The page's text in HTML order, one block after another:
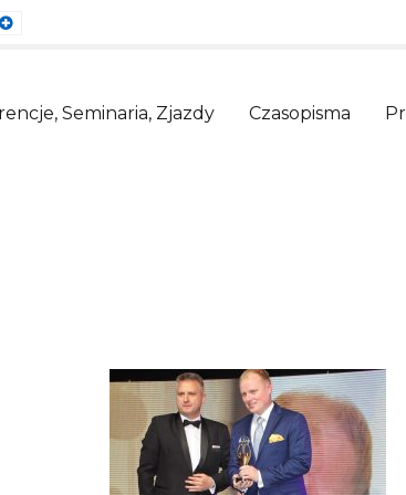
Larger
Seminaria, Zjazdy Czasopisma